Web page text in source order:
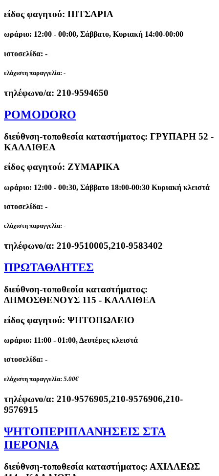
είδος φαγητού: ΠΙΤΣΑΡΙΑ
ωράριο: 12:00 - 00:00, Σάββατο, Κυριακή 14:00-00:00
ιστοσελίδα: -
ελάχιστη παραγγελία: -
τηλέφωνο/α: 210-9594650
POMODORO
διεύθνση-τοποθεσία καταστήματος: ΓΡΥΠΑΡΗ 52 -
ΚΑΛΛΙΘΕΑ
είδος φαγητού: ΖΥΜΑΡΙΚΑ
ωράριο: 12:00 - 00:30, Σάββατο 18:00-00:30 Κυριακή κλειστά
ιστοσελίδα: -
ελάχιστη παραγγελία: -
τηλέφωνο/α: 210-9510005,210-9583402
ΠΡΩΤΑΘΛΗΤΕΣ
διεύθνση-τοποθεσία καταστήματος:
ΔΗΜΟΣΘΕΝΟΥΣ 115 - ΚΑΛΛΙΘΕΑ
είδος φαγητού: ΨΗΤΟΠΩΛΕΙΟ
ωράριο: 11:00 - 01:00, Δευτέρες κλειστά
ιστοσελίδα: -
ελάχιστη παραγγελία: 5.00€
τηλέφωνο/α: 210-9576905,210-9576906,210-
9576915
ΨΗΤΟΠΕΡΙΠΛΑΝΗΣΕΙΣ ΣΤΑ
ΠΕΡΟΝΙΑ
διεύθνση-τοποθεσία καταστήματος: ΑΧΙΛΛΕΩΣ